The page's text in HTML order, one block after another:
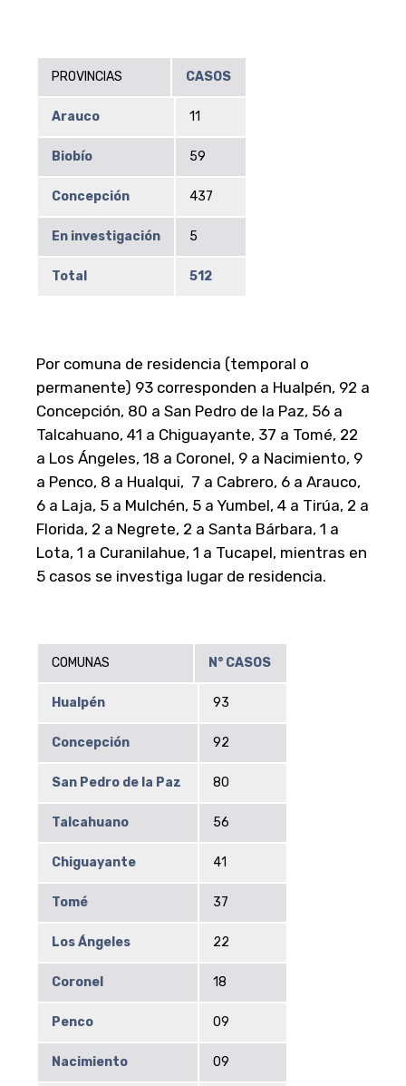
PROVINCIAS CASOS
Arauco 11
Biobío 59
Concepción 437
En investigación 5
Total 512
Por comuna de residencia (temporal o
permanente) 93 corresponden a Hualpén, 92 a
Concepción, 80 a San Pedro de la Paz, 56 a
Talcahuano, 41 a Chiguayante, 37 a Tomé, 22
a Los Ángeles, 18 a Coronel, 9 a Nacimiento, 9
a Penco, 8 a Hualqui, 7 a Cabrero, 6 a Arauco,
6 a Laja, 5 a Mulchén, 5 a Yumbel, 4 a Tirúa, 2 a
Florida, 2 a Negrete, 2 a Santa Bárbara, 1 a
Lota, 1 a Curanilahue, 1 a Tucapel, mientras en
5 casos se investiga lugar de residencia.
COMUNAS N° CASOS
Hualpén 93
Concepción 92
San Pedro de la Paz 80
Talcahuano 56
Chiguayante 41
Tomé 37
Los Ángeles 22
Coronel 18
Penco 09
Nacimiento 09